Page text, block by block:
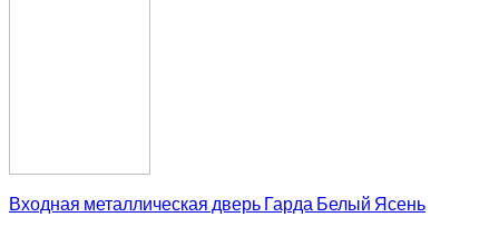
Входная металлическая дверь Гарда Белый Ясень